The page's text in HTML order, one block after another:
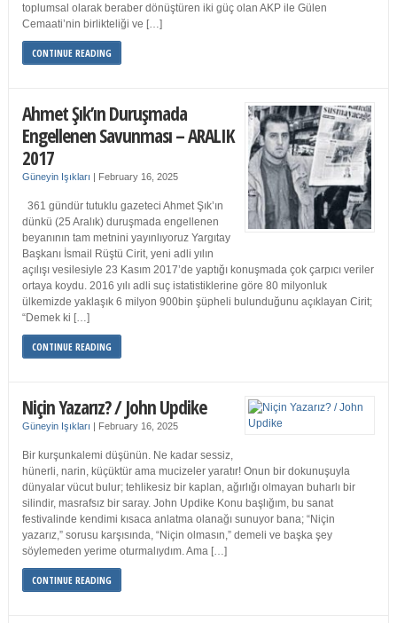
toplumsal olarak beraber dönüştüren iki güç olan AKP ile Gülen
Cemaati’nin birlikteliği ve […]
CONTINUE READING
Ahmet Şık’ın Duruşmada
Engellenen Savunması – ARALIK
2017
Güneyin Işıkları | February 16, 2025
361 gündür tutuklu gazeteci Ahmet Şık’ın
dünkü (25 Aralık) duruşmada engellenen
beyanının tam metnini yayınlıyoruz Yargıtay
Başkanı İsmail Rüştü Cirit, yeni adli yılın
açılışı vesilesiyle 23 Kasım 2017’de yaptığı konuşmada çok çarpıcı veriler
ortaya koydu. 2016 yılı adli suç istatistiklerine göre 80 milyonluk
ülkemizde yaklaşık 6 milyon 900bin şüpheli bulunduğunu açıklayan Cirit;
“Demek ki […]
CONTINUE READING
Niçin Yazarız? / John Updike
Güneyin Işıkları | February 16, 2025
Bir kurşunkalemi düşünün. Ne kadar sessiz,
hünerli, narin, küçüktür ama mucizeler yaratır! Onun bir dokunuşuyla
dünyalar vücut bulur; tehlikesiz bir kaplan, ağırlığı olmayan buharlı bir
silindir, masrafsız bir saray. John Updike Konu başlığım, bu sanat
festivalinde kendimi kısaca anlatma olanağı sunuyor bana; “Niçin
yazarız,” sorusu karşısında, “Niçin olmasın,” demeli ve başka şey
söylemeden yerime oturmalıydım. Ama […]
CONTINUE READING